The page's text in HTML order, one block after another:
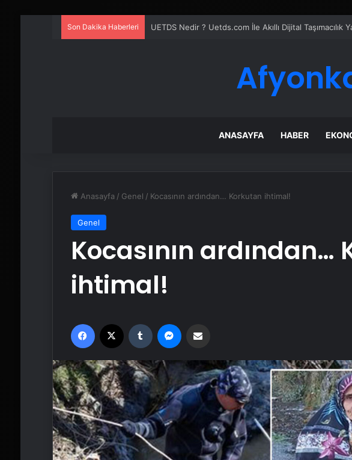
Son Dakika Haberleri UETDS Nedir ? Uetds.com İle Akıllı Dijital Taşımacılık
ANASAYFA HABER
Anasayfa / Genel / Kocasının ardından… Korkutan ihtimal!
Genel
Kocasının ardından…
ihtimal!
Facebook Tumblr